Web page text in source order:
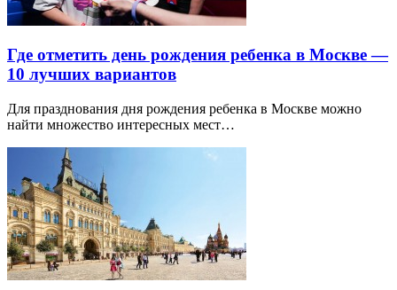
Где отметить день рождения ребенка в Москве —
10 лучших вариантов
Для празднования дня рождения ребенка в Москве можно
найти множество интересных мест…